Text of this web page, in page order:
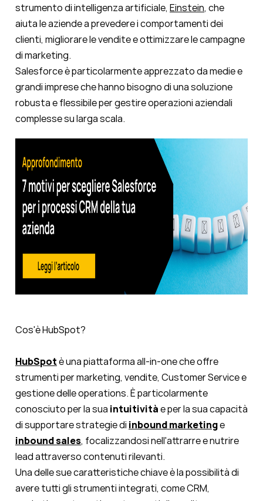
strumento di intelligenza artificiale, Einstein, che
aiuta le aziende a prevedere i comportamenti dei
clienti, migliorare le vendite e ottimizzare le campagne
di marketing.
Salesforce è particolarmente apprezzato da medie e
grandi imprese che hanno bisogno di una soluzione
robusta e flessibile per gestire operazioni aziendali
complesse su larga scala.
Cos'è HubSpot?
HubSpotè una piattaforma all-in-one che offre
strumenti per marketing, vendite, Customer Service e
gestione delle operations. È particolarmente
conosciuto per la sua intuitivitàe per la sua capacità
di supportare strategie di inbound marketinge
inbound sales, focalizzandosi nell'attrarre e nutrire
lead attraverso contenuti rilevanti.
Una delle sue caratteristiche chiave è la possibilità di
avere tutti gli strumenti integrati, come CRM,